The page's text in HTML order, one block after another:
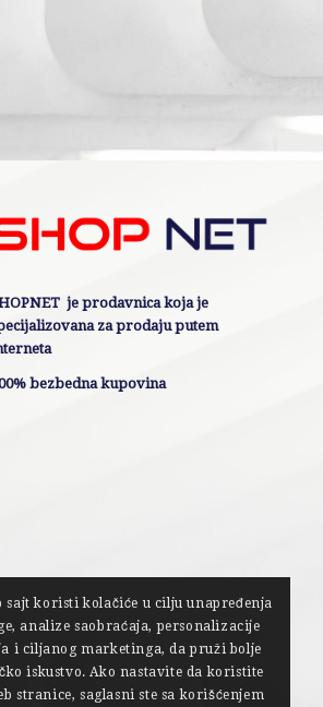
je prodavnica koja je
za prodaju putem
bezbedna kupovina
sajt koristi kolačiće u cilju unapređenja
analize saobraćaja, personalizacije
i ciljanog marketinga, da pruži bolje
iskustvo. Ako nastavite da koristite
stranice, saglasni ste sa korišćenjem